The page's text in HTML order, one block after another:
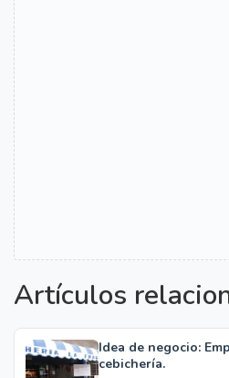
Artículos
Idea de negocio:
cebichería.